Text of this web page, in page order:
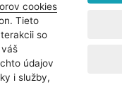
cookies
Tieto
so
údajov
i služby,